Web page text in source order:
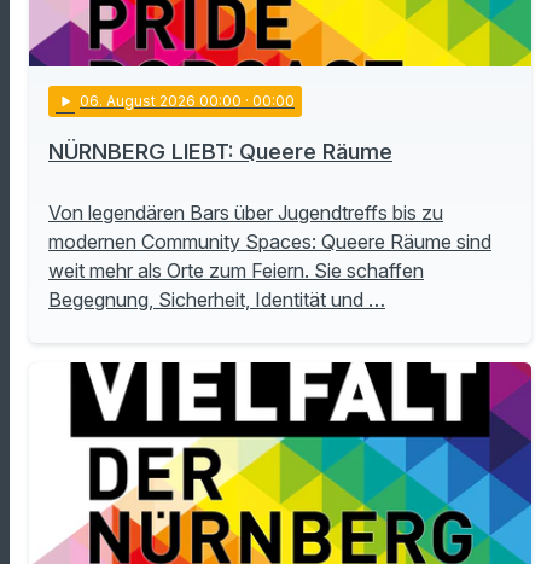
play_arrow 06. August 2026 00:00 · 00:00
NÜRNBERG LIEBT: Queere Räume
Von legendären Bars über Jugendtreffs bis zu
modernen Community Spaces: Queere Räume sind
weit mehr als Orte zum Feiern. Sie schaffen
Begegnung, Sicherheit, Identität und …